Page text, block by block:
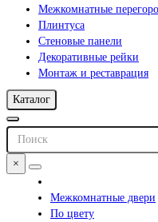
Межкомнатные
Плинтуса
Стеновые панели
Декоративные рейки
Монтаж и реставрация
Каталог
×
Межкомнатные двери
По цвету